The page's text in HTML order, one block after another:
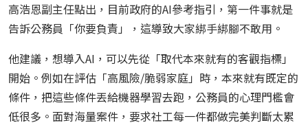
高浩恩副主任點出，目前政府的AI參考指引，第一件事就是
告訴公務員「你要負責」，這導致大家綁手綁腳不敢用。
他建議，想導入AI，可以先從「取代本來就有的客觀指標」
開始。例如在評估「高風險/脆弱家庭」時，本來就有既定的
條件，把這些條件丟給機器學習去跑，公務員的心理門檻會
低很多。面對海量案件，要求社工每一件都做完美判斷太累